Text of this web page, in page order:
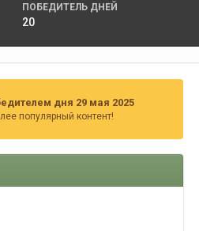
ПОБЕДИТЕЛЬ ДНЕЙ
20
дня 29 мая 2025
популярный контент!